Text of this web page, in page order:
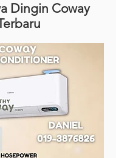
Dingin Coway